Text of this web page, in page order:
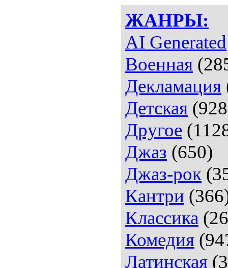
ЖАНРЫ:
AI Generated
Военная
Декламация
Детская
Другое
Джаз (650)
Джаз-рок
Кантри
Классика
Комедия
Латинская